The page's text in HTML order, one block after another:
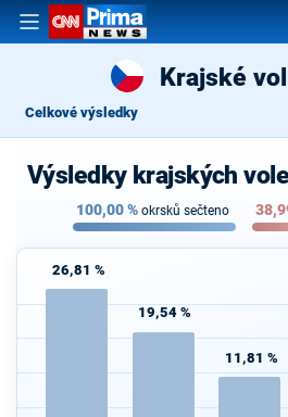
Krajské
Celkové výsledky
Výsledky krajských
100,00% okrsků sečteno
26,81 %
19,54 %
11,81 %